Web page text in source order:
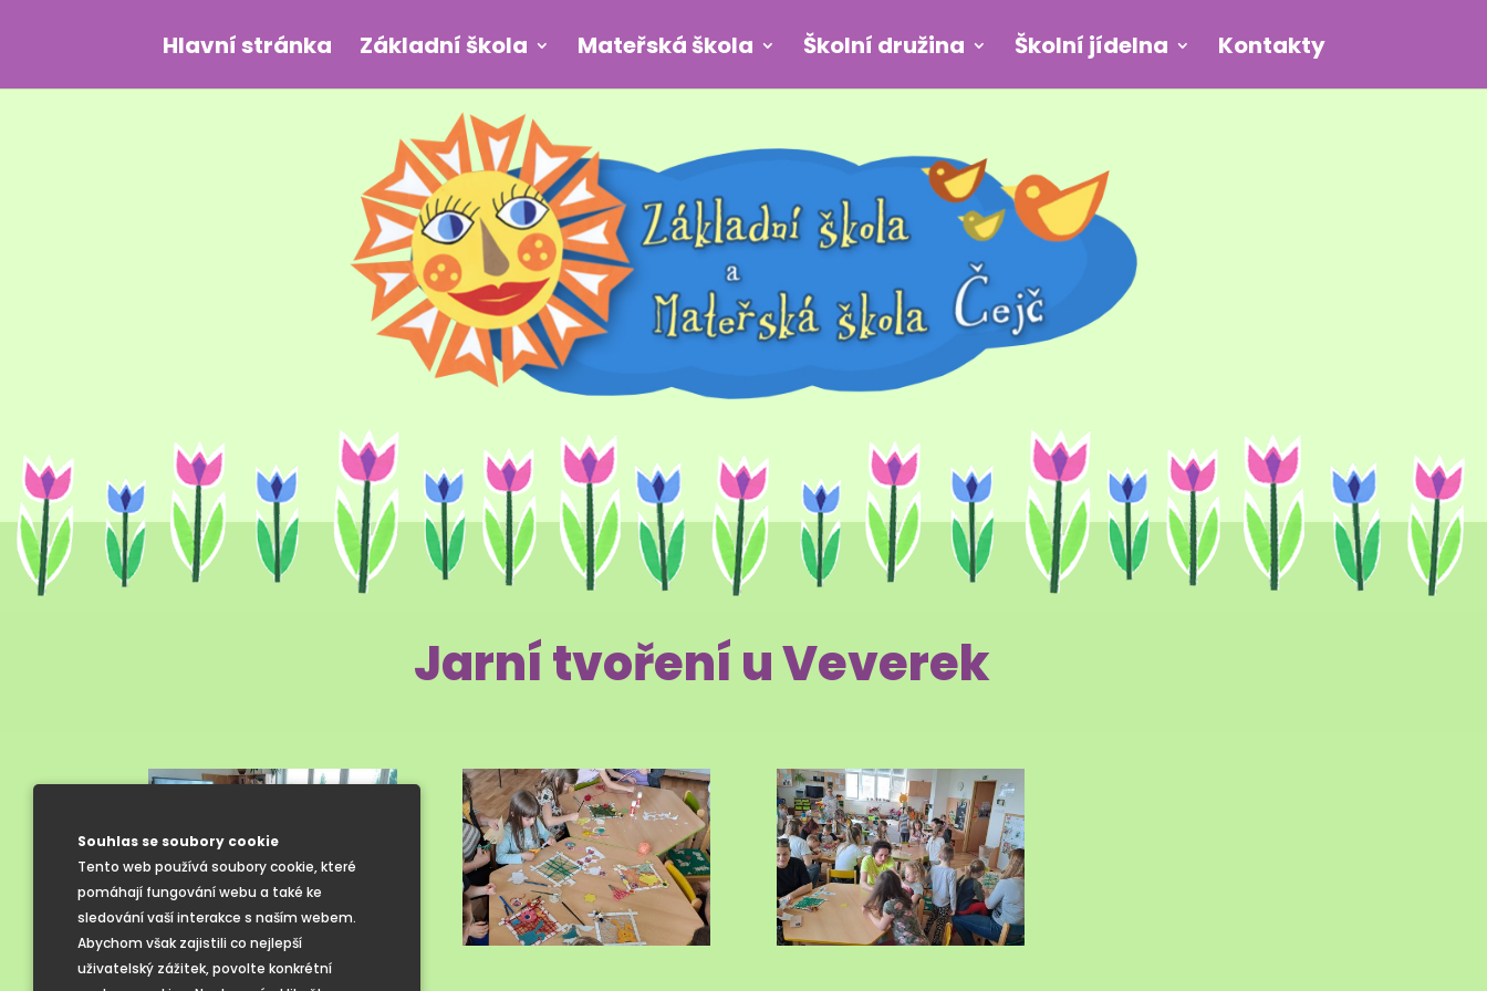
Souhlas se soubory cookie
Tento web používá soubory cookie, které
pomáhají fungování webu a také ke
sledování vaší interakce s naším webem.
Abychom však zajistili co nejlepší
uživatelský zážitek, povolte konkrétní
Hlavní stránka Základní škola Mateřská škola Školní družina Školní jídelna Kontakty
Jarní tvoření u Veverek